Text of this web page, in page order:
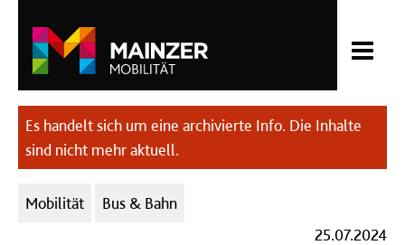
Es handelt sich um eine archivierte Info. Die Inhalte
sind nicht mehr aktuell.
Kategorien:
Mobilität
Bus & Bahn
25.07.2024